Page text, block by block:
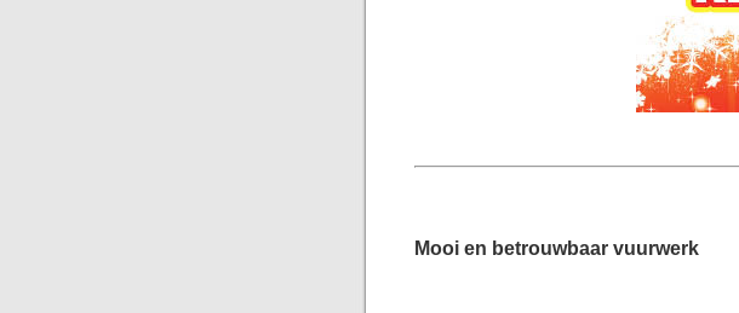
Mooi en betrouwbaar vuurwerk